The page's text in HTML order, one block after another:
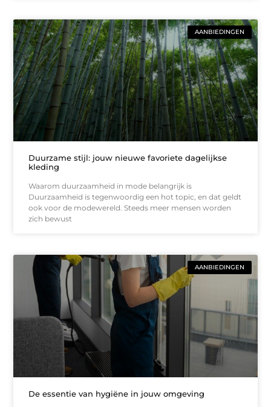
AANBIEDINGEN
Duurzame stijl: jouw nieuwe favoriete dagelijkse
kleding
Waarom duurzaamheid in mode belangrijk is
Duurzaamheid is tegenwoordig een hot topic, en dat geldt
ook voor de modewereld. Steeds meer mensen worden
zich bewust
AANBIEDINGEN
De essentie van hygiëne in jouw omgeving